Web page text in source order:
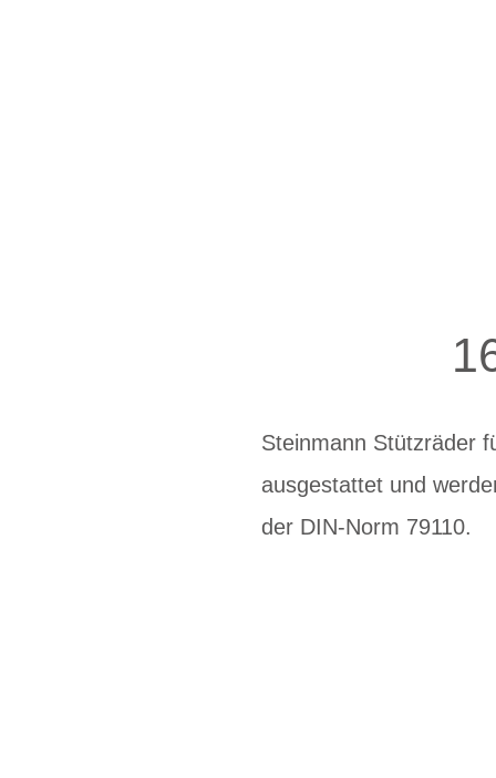
Steinmann Stützräder
ausgestattet und
der DIN-Norm 79110.